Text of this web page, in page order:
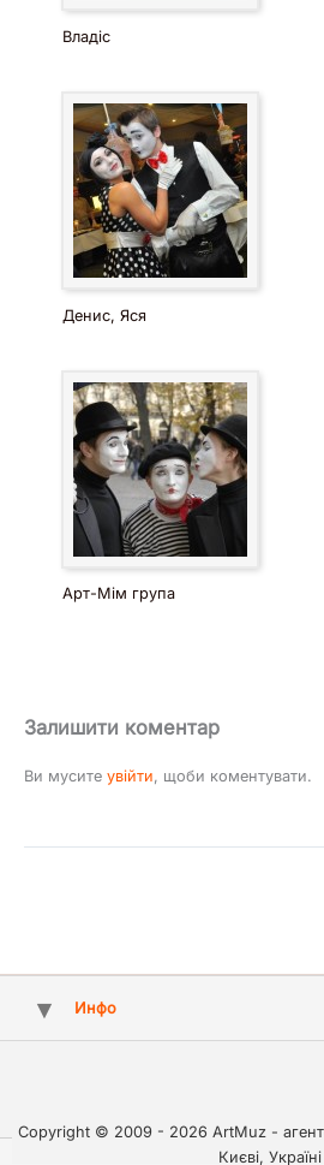
Владіс
Денис, Яся
Арт-Мім група
Залишити коментар
Ви мусите увійти, щоби коментувати.
Инфо
Copyright © 2009 - 2026 ArtMuz -
Києві, Україні